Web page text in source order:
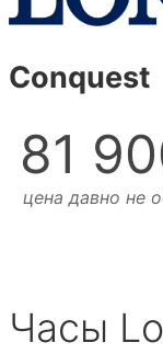
Conquest
81
цена давно не
Часы